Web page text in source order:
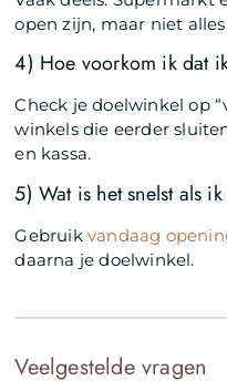
open zijn, maar niet alles.
4) Hoe voorkom ik dat
Check je doelwinkel op
winkels die eerder
en kassa.
5) Wat is het snelst als
Gebruikvandaag
daarna je doelwinkel.
Veelgestelde vragen